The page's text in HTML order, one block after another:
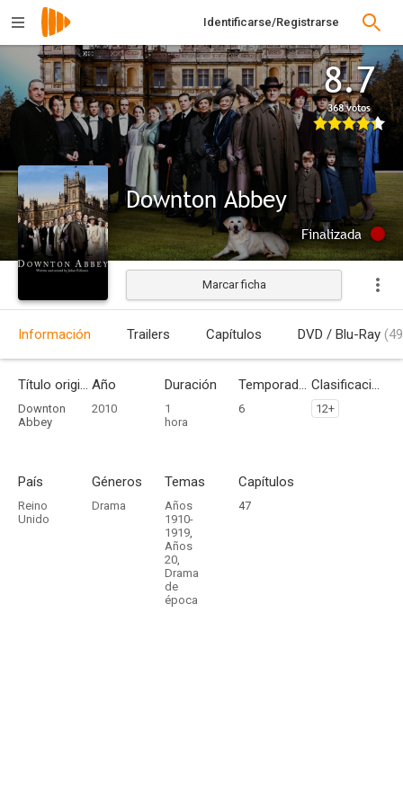
Identificarse/Registrarse
8.7
368 votos
Downton Abbey
Finalizada
Marcar ficha
Información Trailers Capítulos DVD / Blu-Ray
Título original
Downton
Abbey
Año
2010
Duración
1
hora
Temporadas
6
Clasificación por edades
12+
País
Reino
Unido
Géneros
Drama
Temas
Años
1910-
1919,
Años
20,
Drama
de
época
Capítulos
47